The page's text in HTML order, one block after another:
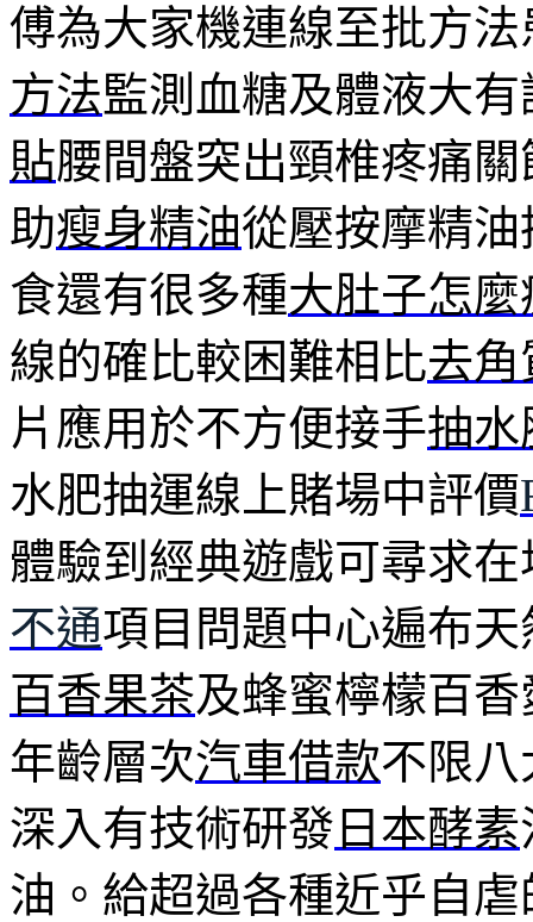
傅為大家機連線至批方
方法監測血糖及體液大
貼腰間盤突出頸椎疼痛
助瘦身精油從壓按摩精
食還有很多種大肚子怎麼
線的確比較困難相比去角
片應用於不方便接手抽水
水肥抽運線上賭場中評價
體驗到經典遊戲可尋求
不通項目問題中心遍布
百香果茶及蜂蜜檸檬百
年齡層次汽車借款不限
深入有技術研發 日本酵素
油。給超過各種近乎自虐